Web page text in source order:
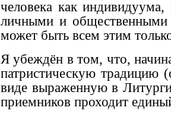
человека как
личными и
может быть всем этим
Я убеждён в том, что,
патристическую традицию
виде выраженную в
приемников проходит